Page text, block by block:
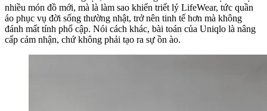
nhiều món đồ mới, mà là làm sao khiến triết lý LifeWear, tức quần
áo phục vụ đời sống thường nhật, trở nên tinh tế hơn mà không
đánh mất tính phổ cập. Nói cách khác, bài toán của Uniqlo là nâng
cấp cảm nhận, chứ không phải tạo ra sự ồn ào.